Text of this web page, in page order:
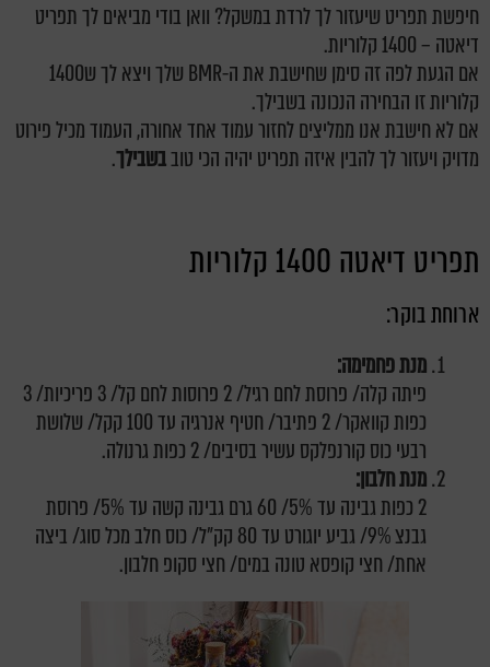
חיפשת תפריט שיעזור לך לרדת במשקל? וואן בודי מביאים לך תפריט
דיאטה – 1400 קלוריות.
אם הגעת לפה זה סימן שחישבת את ה-BMR שלך ויצא לך ש1400
קלוריות זו הבחירה הנכונה בשבילך.
אם לא חישבת אנו ממליצים לחזור עמוד אחד אחורה, העמוד מכיל פירוט
מדויק ויעזור לך להבין איזה תפריט יהיה הכי טובבשבילך.
תפריט דיאטה 1400 קלוריות
ארוחת בוקר:
מנת פחמימה:
פיתה קלה/ פרוסת לחם רגיל/ 2 פרוסות לחם קל/ 3 פריכיות/ 3
כפות קוואקר/ 2 פתיבר/ חטיף אנרגיה עד 100 קקל/ שלושת
רבעי כוס קורנפלקס עשיר בסיבים/ 2 כפות גרנולה.
מנת חלבון:
2 כפות גבינה עד 5%/ 60 גרם גבינה קשה עד 5%/ פרוסת
גבנצ 9%/ גביע יוגורט עד 80 קק"ל/ כוס חלב מכל סוג/ ביצה
אחת/ חצי קופסא טונה במים/ חצי סקופ חלבון.